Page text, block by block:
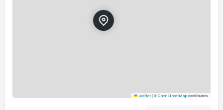
Leaflet |© OpenStreetMap contributors